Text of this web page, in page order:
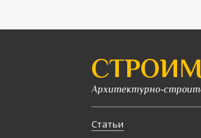
Архитектурно-
Статьи